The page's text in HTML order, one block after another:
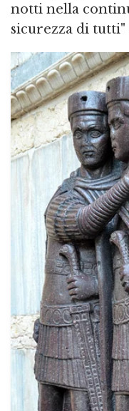
notti nella
sicurezza di tutti"